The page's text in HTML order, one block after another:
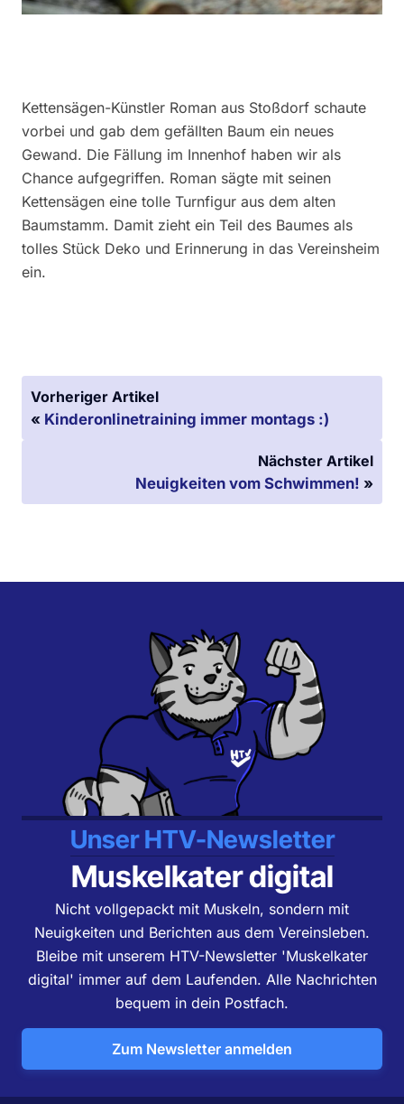
Kettensägen-Künstler Roman aus Stoßdorf schaute
vorbei und gab dem gefällten Baum ein neues
Gewand. Die Fällung im Innenhof haben wir als
Chance aufgegriffen. Roman sägte mit seinen
Kettensägen eine tolle Turnfigur aus dem alten
Baumstamm. Damit zieht ein Teil des Baumes als
tolles Stück Deko und Erinnerung in das Vereinsheim
ein.
Vorheriger Artikel
« Kinderonlinetraining immer montags :)
Nächster Artikel
Neuigkeiten vom Schwimmen! »
Unser HTV-Newsletter
Muskelkater digital
Nicht vollgepackt mit Muskeln, sondern mit
Neuigkeiten und Berichten aus dem Vereinsleben.
Bleibe mit unserem HTV-Newsletter 'Muskelkater
digital' immer auf dem Laufenden. Alle Nachrichten
bequem in dein Postfach.
Zum Newsletter anmelden